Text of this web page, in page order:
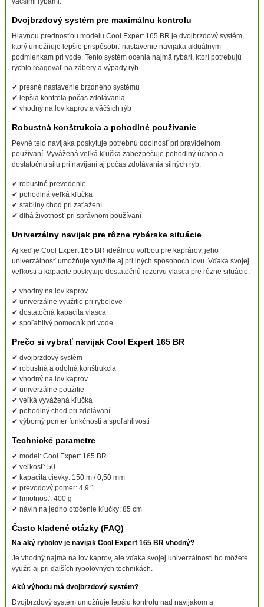
Dvojbrzdový systém pre maximálnu kontrolu
Hlavnou prednosťou modelu Cool Expert 165 BR je dvojbrzdový systém,
ktorý umožňuje lepšie prispôsobiť nastavenie navijaka aktuálnym
podmienkam pri vode. Tento systém ocenia najmä rybári, ktorí potrebujú
rýchlo reagovať na zábery a výpady rýb.
✔ presné nastavenie brzdného systému
✔ lepšia kontrola počas zdolávania
✔ vhodný na lov kaprov a väčších rýb
Robustná konštrukcia a pohodlné používanie
Pevné telo navijaka poskytuje potrebnú odolnosť pri pravidelnom
používaní. Vyvážená veľká kľučka zabezpečuje pohodlný úchop a
dostatočnú silu pri navíjaní aj počas zdolávania silných rýb.
✔ robustné prevedenie
✔ pohodlná veľká kľučka
✔ stabilný chod pri zaťažení
✔ dlhá životnosť pri správnom používaní
Univerzálny navijak pre rôzne rybárske situácie
Aj keď je Cool Expert 165 BR ideálnou voľbou pre kaprárov, jeho
univerzálnosť umožňuje využitie aj pri iných spôsoboch lovu. Vďaka svojej
veľkosti a kapacite poskytuje dostatočnú rezervu vlasca pre rôzne situácie.
✔ vhodný na lov kaprov
✔ univerzálne využitie pri rybolove
✔ dostatočná kapacita vlasca
✔ spoľahlivý pomocník pri vode
Prečo si vybrať navijak Cool Expert 165 BR
✔ dvojbrzdový systém
✔ robustná a odolná konštrukcia
✔ vhodný na lov kaprov
✔ univerzálne použitie
✔ veľká vyvážená kľučka
✔ pohodlný chod pri zdolávaní
✔ výborný pomer funkčnosti a spoľahlivosti
Technické parametre
✔ model: Cool Expert 165 BR
✔ veľkosť: 50
✔ kapacita cievky: 150 m / 0,50 mm
✔ prevodový pomer: 4,9:1
✔ hmotnosť: 400 g
✔ návin na jedno otočenie kľučky: 85 cm
Často kladené otázky (FAQ)
Na aký rybolov je navijak Cool Expert 165 BR vhodný?
Je vhodný najmä na lov kaprov, ale vďaka svojej univerzálnosti ho môžete
využiť aj pri ďalších rybolovných technikách.
Akú výhodu má dvojbrzdový systém?
Dvojbrzdový systém umožňuje lepšiu kontrolu nad navijakom a